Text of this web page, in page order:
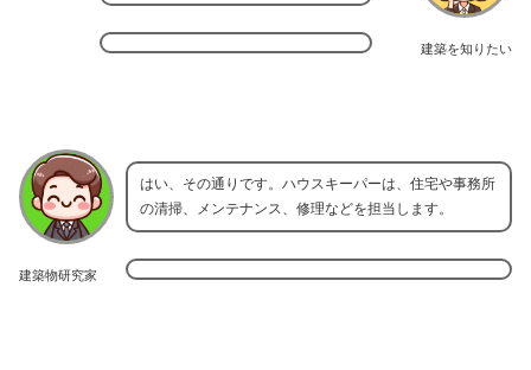
建築を知りたい
建築物研究家
はい、その通りです。ハウスキーパーは、住宅や事務所
の清掃、メンテナンス、修理などを担当します。